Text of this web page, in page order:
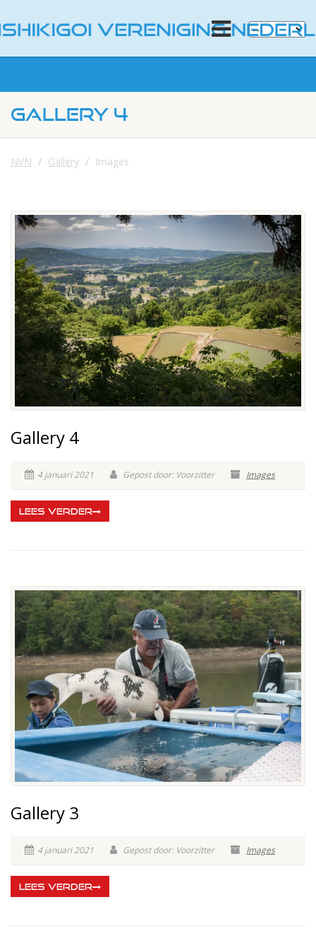
GALLERY 4
NVN Gallery Images
Gallery 4
4 januari 2021 Gepost door: Voorzitter Images
LEES VERDER
Gallery 3
4 januari 2021 Gepost door: Voorzitter Images
LEES VERDER